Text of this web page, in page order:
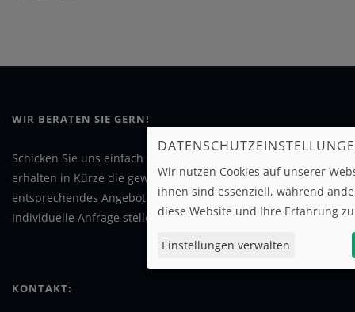
WIR BERATEN SIE GERN!
Schicken Sie uns einfach Ihre
erhalten in Kürze die gewünschten Informationen oder ein
entsprechendes Angebot. Wir freuen uns auf Ihre Nachricht.
Individuelle Anfrage stellen!
KONTAKT:
Wir nutzen Cookies auf unserer
ihnen sind essenziell, während
diese Website und Ihre Erfahrung
Einstellungen verwalten